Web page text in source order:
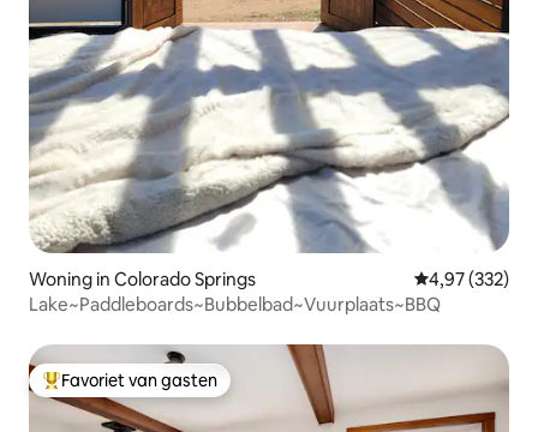
Woning in Colorado Springs Gemiddelde
4,97 (332)
Lake~Paddleboards~Bubbelbad~Vuurplaats~BBQ
Topfavoriet van gasten
Favoriet van gasten